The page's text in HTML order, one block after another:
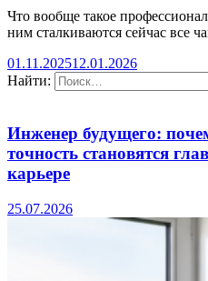
Что вообще такое
ним сталкиваются сейчас все
01.11.202512.01.2026
Найти:
Инженер будущего:
точность становятся
карьере
25.07.2026